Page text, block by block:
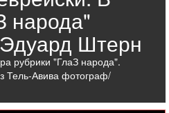
народа"
Штерн
рубрики "ГлаЗ народа".
Тель-Авива фотограф/